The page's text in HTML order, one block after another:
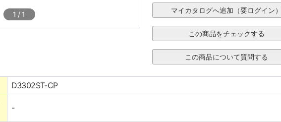
1 / 1
D3302ST-CP
-